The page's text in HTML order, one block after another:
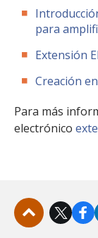
para
Extensión
Creación
Para más
electrónico